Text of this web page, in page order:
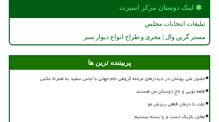
لینک دوستان مركز اسپرت
تبلیغات انتخابات مجلس
مستر گرین وال | مجری و طراح انواع دیوار سبز
پربیننده ترین ها
حضور ملی پوشان در دیدارهای مرحله گروهی جام جهانی با لباس سفید به همراه عکس
قلعه نویی و تاج دوستان من هستند
علت تا درمان قطعی ریزش مو
مقابل بلژیک دست و پا بسته نیستیم